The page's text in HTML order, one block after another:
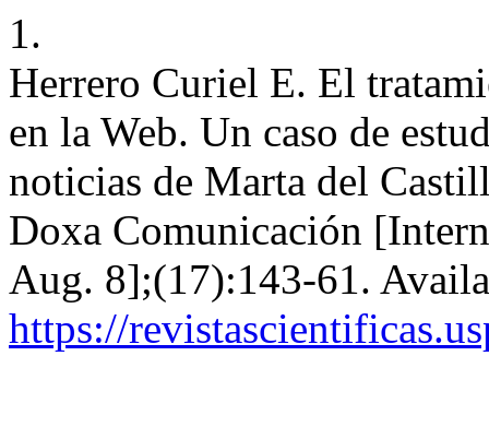
1.
Herrero Curiel E. El
en la Web. Un caso de
noticias de Marta del
Doxa Comunicación
Aug. 8];(17):143-61.
https://